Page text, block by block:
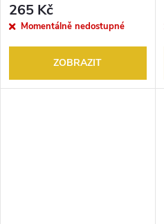
265 Kč
Momentálně nedostupné
ZOBRAZIT